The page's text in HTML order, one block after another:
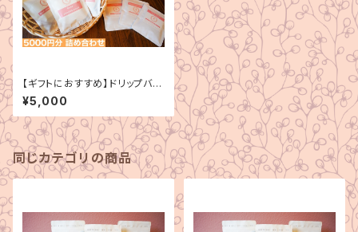
【ギフトにおすすめ】ドリップバッ
ク詰め合わせ（5000円分）
¥5,000
同じカテゴリの商品